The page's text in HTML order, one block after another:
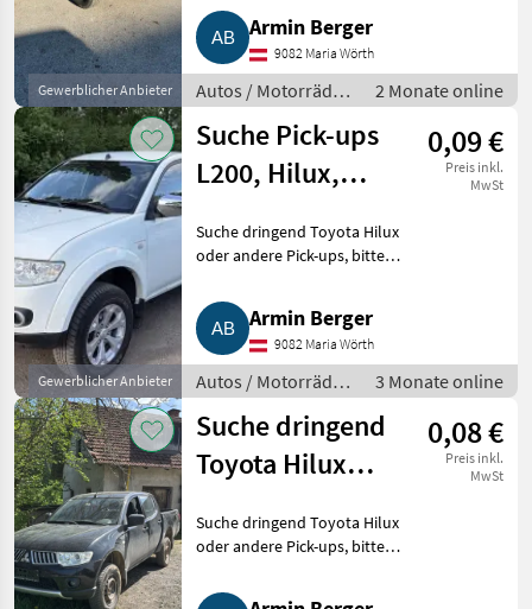
Gewerblicher Anbieter
Bj./Kilometerstand/
Zustand/Modell unwichtig, alle
Marken, auch
unfallbeschädigt/Motor
Armin Berger
9082 Maria Wörth
Autos / Motorräder
/ Geländewagen
2 Monate online
Gewerblicher Anbieter
Suche Pick-ups
L200, Hilux,
Amarok
0,09 €
Preis inkl.
MwSt
Suche dringend Toyota Hilux
oder andere Pick-ups, bitte
Kilometerstand, Zustand,
Modell unwichtig, alle Marken,
auch unfallbeschädigt, M
Armin Berger
9082 Maria Wörth
Autos / Motorräder
/ Geländewagen
3 Monate online
Suche dringend
Toyota Hilux
Pick-ups, bitte
0,08 €
Preis inkl.
MwSt
Suche dringend Toyota Hilux
oder andere Pick-ups, bitte
Stand, Zustand, Modell